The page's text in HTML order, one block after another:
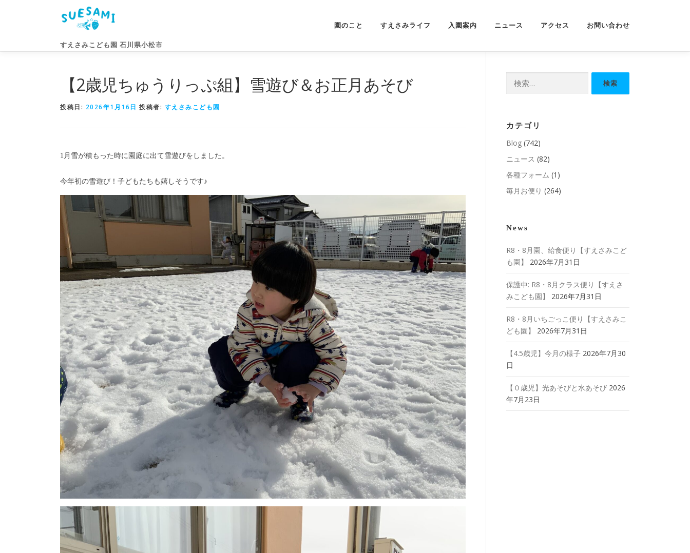
ツ
すえさみこども園 石川県小松市
園のこと すえさみライフ 入園案内 ニュース アクセス お問い合わせ
【2歳児ちゅうりっぷ組】雪遊び＆お正月あそび
投稿日: 2026年1月16日 投稿者: すえさみこども園
1月雪が積もった時に園庭に出て雪遊びをしました。
今年初の雪遊び！子どもたちも嬉しそうです♪
カテゴリ
Blog (742)
ニュース (82)
各種フォーム (1)
毎月お便り (264)
News
R8・8月園、給食便り【すえさみこど
も園】
2026年7月31日
保護中: R8・8月クラス便り【すえさ
みこども園】
2026年7月31日
R8・8月いちごっこ便り【すえさみこ
ども園】
2026年7月31日
【4.5歳児】今月の様子 2026年7月30
日
【０歳児】光あそびと水あそび 2026
年7月23日